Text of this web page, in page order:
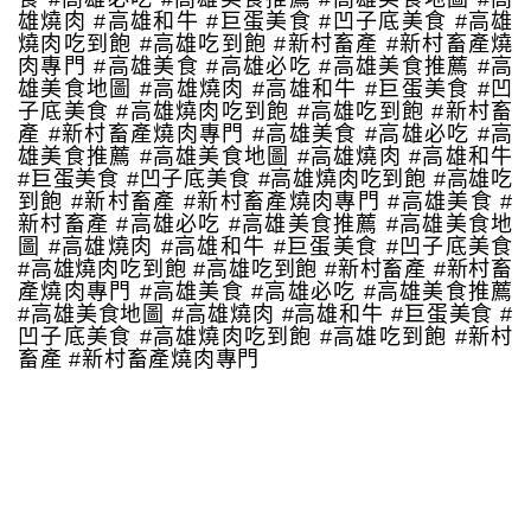
雄燒肉 #高雄和牛 #巨蛋美食 #凹子底美食 #高雄
燒肉吃到飽 #高雄吃到飽 #新村畜產 #新村畜產燒
肉專門 #高雄美食 #高雄必吃 #高雄美食推薦 #高
雄美食地圖 #高雄燒肉 #高雄和牛 #巨蛋美食 #凹
子底美食 #高雄燒肉吃到飽 #高雄吃到飽 #新村畜
產 #新村畜產燒肉專門 #高雄美食 #高雄必吃 #高
雄美食推薦 #高雄美食地圖 #高雄燒肉 #高雄和牛
#巨蛋美食 #凹子底美食 #高雄燒肉吃到飽 #高雄吃
到飽 #新村畜產 #新村畜產燒肉專門 #高雄美食 #
新村畜產 #高雄必吃 #高雄美食推薦 #高雄美食地
圖 #高雄燒肉 #高雄和牛 #巨蛋美食 #凹子底美食
#高雄燒肉吃到飽 #高雄吃到飽 #新村畜產 #新村畜
產燒肉專門 #高雄美食 #高雄必吃 #高雄美食推薦
#高雄美食地圖 #高雄燒肉 #高雄和牛 #巨蛋美食 #
凹子底美食 #高雄燒肉吃到飽 #高雄吃到飽 #新村
畜產 #新村畜產燒肉專門